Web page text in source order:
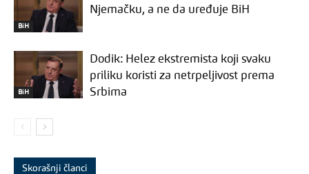
BiH
Njemačku, a ne da uređuje BiH
BiH
Dodik: Helez ekstremista koji svaku
priliku koristi za netrpeljivost prema
Srbima
Skorašnji članci